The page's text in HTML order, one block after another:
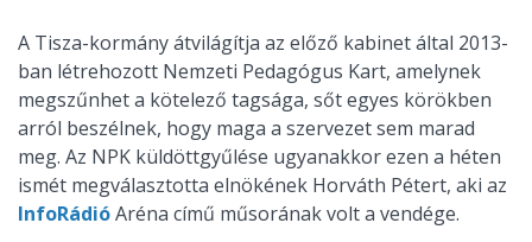
A Tisza-kormány átvilágítja az előző kabinet által 2013-
ban létrehozott Nemzeti Pedagógus Kart, amelynek
megszűnhet a kötelező tagsága, sőt egyes körökben
arról beszélnek, hogy maga a szervezet sem marad
meg. Az NPK küldöttgyűlése ugyanakkor ezen a héten
ismét megválasztotta elnökének Horváth Pétert, aki az
InfoRádióAréna című műsorának volt a vendége.